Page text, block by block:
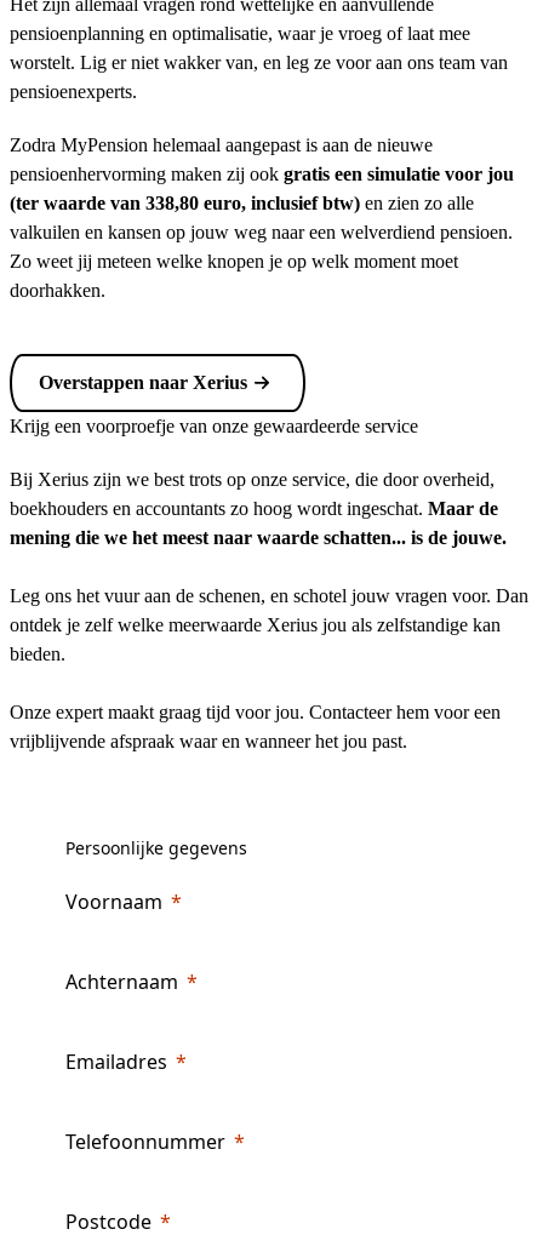
Het zijn allemaal vragen rond wettelijke en aanvullende
pensioenplanning en optimalisatie, waar je vroeg of laat mee
worstelt. Lig er niet wakker van, en leg ze voor aan ons team van
pensioenexperts.
Zodra MyPension helemaal aangepast is aan de nieuwe
pensioenhervorming maken zij ook gratis een simulatie voor jou
(ter waarde van 338,80 euro, inclusief btw) en zien zo alle
valkuilen en kansen op jouw weg naar een welverdiend pensioen.
Zo weet jij meteen welke knopen je op welk moment moet
doorhakken.
Overstappen naar Xerius
Krijg een voorproefje van onze gewaardeerde service
Bij Xerius zijn we best trots op onze service, die door overheid,
boekhouders en accountants zo hoog wordt ingeschat. Maar de
mening die we het meest naar waarde schatten... is de jouwe.
Leg ons het vuur aan de schenen, en schotel jouw vragen voor. Dan
ontdek je zelf welke meerwaarde Xerius jou als zelfstandige kan
bieden.
Onze expert maakt graag tijd voor jou. Contacteer hem voor een
vrijblijvende afspraak waar en wanneer het jou past.
Persoonlijke gegevens
Voornaam
Achternaam
Emailadres
Telefoonnummer
Postcode